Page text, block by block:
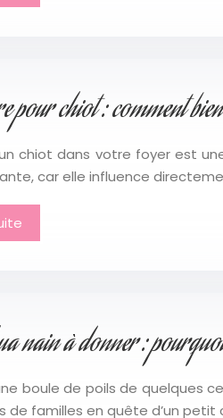
pour chiot : comment
chiot dans votre foyer est
car elle influence
nain à donner :
boule de poils de quelques
de familles en quête d’un